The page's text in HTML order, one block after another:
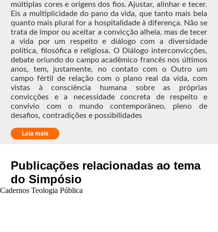
múltiplas cores e origens dos fios. Ajustar, alinhar e tecer.
Eis a multiplicidade do pano da vida, que tanto mais bela
quanto mais plural for a hospitalidade à diferença. Não se
trata de impor ou aceitar a convicção alheia, mas de tecer
a vida por um respeito e diálogo com a diversidade
política, filosófica e religiosa. O Diálogo interconvicções,
debate oriundo do campo acadêmico francês nos últimos
anos, tem, justamente, no contato com o Outro um
campo fértil de relação com o plano real da vida, com
vistas à consciência humana sobre as próprias
convicções e a necessidade concreta de respeito e
convívio com o mundo contemporâneo, pleno de
desafios, contradições e possibilidades
Leia mais
o
Publicações relacionadas ao tema
do Simpósio
Cadernos Teologia Pública